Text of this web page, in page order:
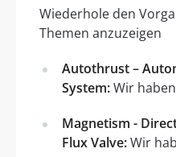
Wiederhole den
Themen anzuzeigen
Autothrust –
System:Wir
Magnetism -
Flux Valve:Wir